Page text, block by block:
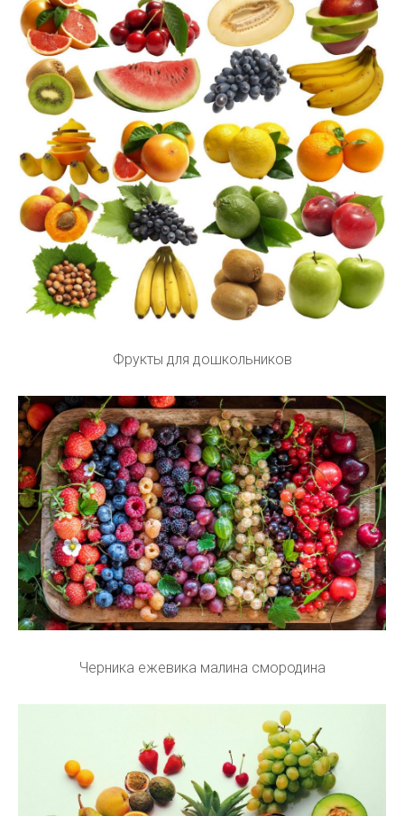
Фрукты для дошкольников
Черника ежевика малина смородина